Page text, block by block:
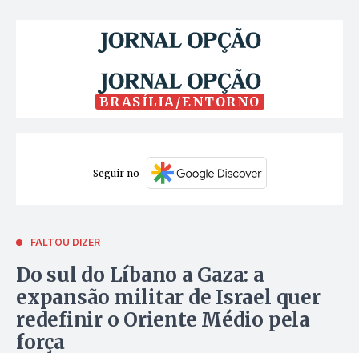
BRASÍLIA/ENTORNO
Seguir no
FALTOU DIZER
Do sul do Líbano a Gaza: a
expansão militar de Israel quer
redefinir o Oriente Médio pela
força